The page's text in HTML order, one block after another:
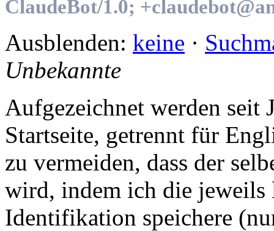
ClaudeBot/1.0;
Ausblenden: keine ·
Unbekannte
Auf­ge­zeich­net wer­den seit
Start­sei­te, ge­trennt für
zu ver­mei­den, dass der
wird, in­dem ich die je­weils
Iden­ti­fi­ka­tion spei­che­re